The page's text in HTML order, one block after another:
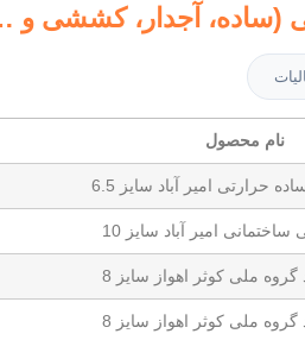
(ساده، آجدار، کششی و
نام محصول
حرارتی امیر آباد سایز 6.5
امیر آباد سایز 10
ملی کوثر اهواز سایز 8
ملی کوثر اهواز سایز 8